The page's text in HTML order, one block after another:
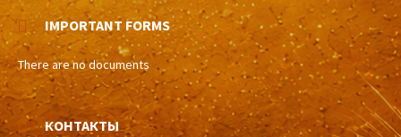
IMPORTANT FORMS
There are no documents
КОНТАКТЫ